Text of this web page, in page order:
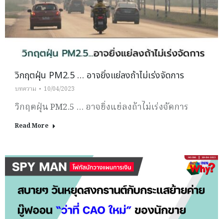
วิกฤตฝุ่น PM2.5 … อาจยิ่งแย่ลงถ้าไม่เร่งจัดการ
บทความ 10/04/2023
วิกฤตฝุ่น PM2.5 … อาจยิ่งแย่ลงถ้าไม่เร่งจัดการ
Read More